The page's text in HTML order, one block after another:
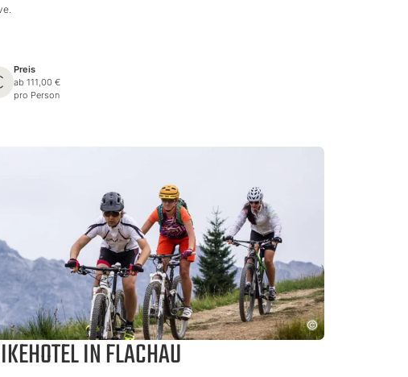
Preis
ab 111,00 €
pro Person
IN FLACHAU